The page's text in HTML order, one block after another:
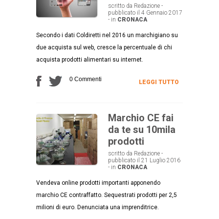
scritto da Redazione -
pubblicato il 4 Gennaio 2017
- in CRONACA
Secondo i dati Coldiretti nel 2016 un marchigiano su
due acquista sul web, cresce la percentuale di chi
acquista prodotti alimentari su internet.
0 Commenti LEGGI TUTTO
Marchio CE fai
da te su 10mila
prodotti
scritto da Redazione -
pubblicato il 21 Luglio 2016
- in CRONACA
Vendeva online prodotti importanti apponendo
marchio CE contraffatto. Sequestrati prodotti per 2,5
milioni di euro. Denunciata una imprenditrice.